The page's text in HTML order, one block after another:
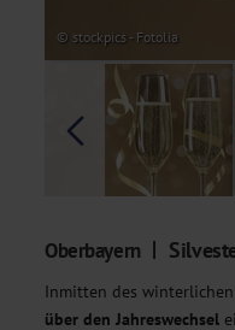
© stockpics - Fotolia
Oberbayern
Inmitten des winterlichen
über den Jahreswechsel